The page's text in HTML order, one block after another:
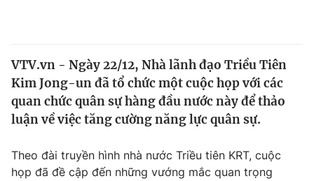
Thế giới
Tin tức
Thế giới đó đây
Câu chuyện quốc tế
Kinh tế
Thị trường
Dữ liệu và đời sống
VTV.vn - Ngày 22/12, Nhà lãnh đạo Triều Tiên
Kim Jong-un đã tổ chức một cuộc họp với các
quan chức quân sự hàng đầu nước này để thảo
luận về việc tăng cường năng lực quân sự.
Theo đài truyền hình nhà nước Triều tiên KRT, cuộc
họp đã đề cập đến những vướng mắc quan trọng